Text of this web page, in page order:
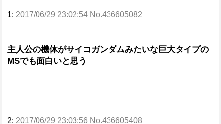
1: 2017/06/29 23:02:54 No.436605082
主人公の機体がサイコガンダムみたいな巨大タイプの
MSでも面白いと思う
2: 2017/06/29 23:03:56 No.436605408